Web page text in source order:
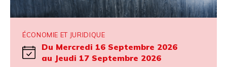
ÉCONOMIE ET JURIDIQUE
Du Mercredi 16 Septembre 2026
au Jeudi 17 Septembre 2026